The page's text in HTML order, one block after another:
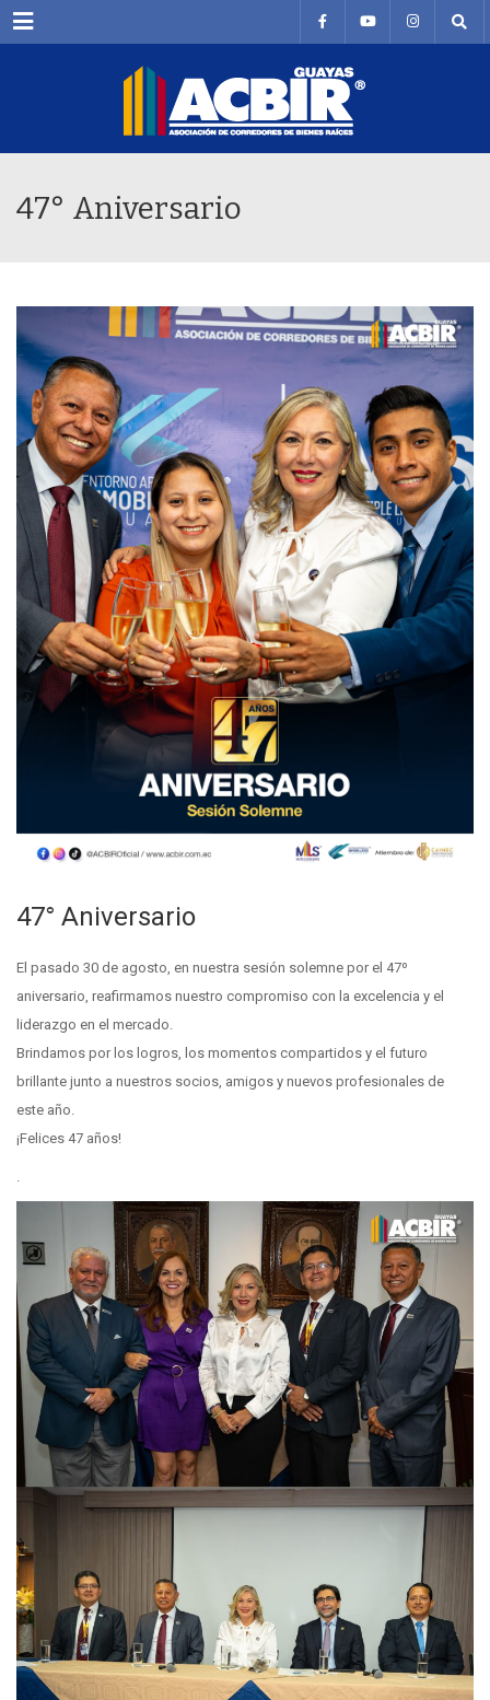
Menu
47° Aniversario
47° Aniversario
El pasado 30 de agosto, en nuestra sesión solemne por el 47º
aniversario, reafirmamos nuestro compromiso con la excelencia y el
liderazgo en el mercado.
Brindamos por los logros, los momentos compartidos y el futuro
brillante junto a nuestros socios, amigos y nuevos profesionales de
este año.
¡Felices 47 años!